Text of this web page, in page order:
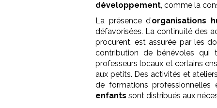
développement, comme la
La présence d’organisations
défavorisées. La continuité des
procurent, est assurée par les
contribution de bénévoles qui
professeurs locaux et certains
aux petits. Des activités et
de formations professionnelles
enfants sont distribués aux